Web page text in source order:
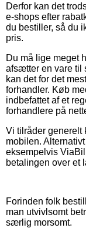
Derfor kan det
e-shops efter
du bestiller, så du
pris.
Du må lige meget
afsætter en vare til
kan det for det
forhandler. Køb
indbefattet af et
forhandlere på
Vi tilråder generelt
mobilen.
eksempelvis
betalingen over et
Forinden folk
man utvivlsomt
særlig morsomt.